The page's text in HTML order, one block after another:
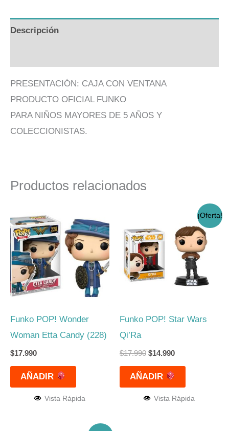
Descripción
PRESENTACIÓN: CAJA CON VENTANA
PRODUCTO OFICIAL FUNKO
PARA NIÑOS MAYORES DE 5 AÑOS Y
COLECCIONISTAS.
Productos relacionados
Funko POP! Wonder
Woman Etta Candy (228)
$17.990
AÑADIR
Vista Rápida
¡Oferta!
Funko POP! Star Wars
Qi’Ra
$17.990
original
era:
$17.990.
$14.990
actual
es:
$14.990.
AÑADIR
Vista Rápida